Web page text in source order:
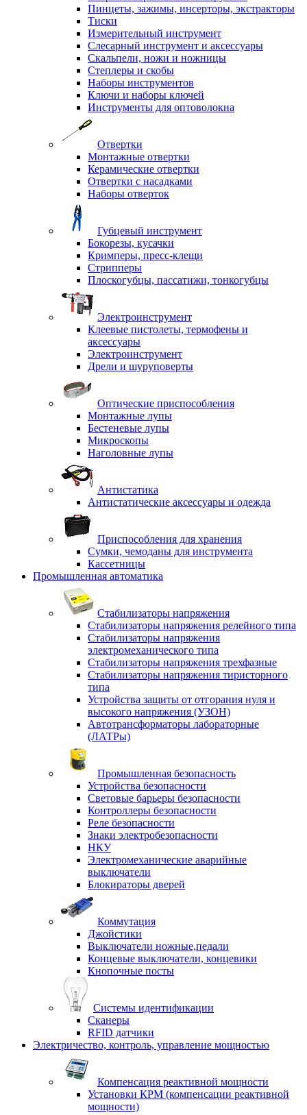
Пинцеты, зажимы, инсерторы, экстракторы
Тиски
Измерительный инструмент
Слесарный инструмент и аксессуары
Скальпели, ножи и ножницы
Степлеры и скобы
Наборы инструментов
Ключи и наборы ключей
Инструменты для оптоволокна
Отвертки
Монтажные отвертки
Керамические отвертки
Отвертки с насадками
Наборы отверток
Губцевый инструмент
Бокорезы, кусачки
Кримперы, пресс-клещи
Стрипперы
Плоскогубцы, пассатижи, тонкогубцы
Электроинструмент
Клеевые пистолеты, термофены и
аксессуары
Электроинструмент
Дрели и шуруповерты
Оптические приспособления
Монтажные лупы
Бестеневые лупы
Микроскопы
Наголовные лупы
Антистатика
Антистатические аксессуары и одежда
Приспособления для хранения
Сумки, чемоданы для инструмента
Кассетницы
Промышленная автоматика
Стабилизаторы напряжения
Стабилизаторы напряжения релейного типа
Стабилизаторы напряжения
электромеханического типа
Стабилизаторы напряжения трехфазные
Стабилизаторы напряжения тиристорного
типа
Устройства защиты от отгорания нуля и
высокого напряжения (УЗОН)
Автотрансформаторы лабораторные
(ЛАТРы)
Промышленная безопасность
Устройства безопасности
Световые барьеры безопасности
Контроллеры безопасности
Реле безопасности
Знаки электробезопасности
НКУ
Электромеханические аварийные
выключатели
Блокираторы дверей
Коммутация
Джойстики
Выключатели ножные,педали
Концевые выключатели, концевики
Кнопочные посты
Системы идентификации
Сканеры
RFID датчики
Электричество, контроль, управление мощностью
Компенсация реактивной мощности
Установки КРМ (компенсации реактивной
мощности)